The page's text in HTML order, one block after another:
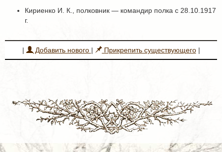
Кириенко И. К., полковник — командир полка с 28.10.1917
г.
| Добавить нового | Прикрепить существующего|